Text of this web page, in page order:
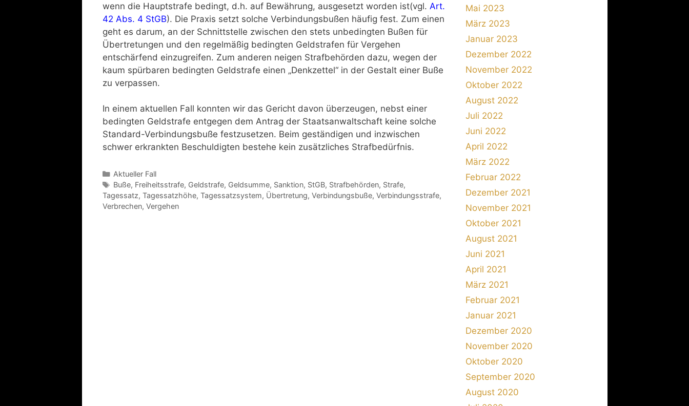
wenn die Hauptstrafe bedingt, d.h. auf Bewährung, ausgesetzt worden ist(vgl. Art.
42 Abs. 4 StGB). Die Praxis setzt solche Verbindungsbußen häufig fest. Zum einen
geht es darum, an der Schnittstelle zwischen den stets unbedingten Bußen für
Übertretungen und den regelmäßig bedingten Geldstrafen für Vergehen
entschärfend einzugreifen. Zum anderen neigen Strafbehörden dazu, wegen der
kaum spürbaren bedingten Geldstrafe einen „Denkzettel“ in der Gestalt einer Buße
zu verpassen.
In einem aktuellen Fall konnten wir das Gericht davon überzeugen, nebst einer
bedingten Geldstrafe entgegen dem Antrag der Staatsanwaltschaft keine solche
Standard-Verbindungsbuße festzusetzen. Beim geständigen und inzwischen
schwer erkrankten Beschuldigten bestehe kein zusätzliches Strafbedürfnis.
Aktueller Fall
Buße, Freiheitsstrafe, Geldstrafe, Geldsumme, Sanktion, StGB, Strafbehörden, Strafe,
Tagessatz, Tagessatzhöhe, Tagessatzsystem, Übertretung, Verbindungsbuße, Verbindungsstrafe,
Verbrechen, Vergehen
Mai 2023
März 2023
Januar 2023
Dezember 2022
November 2022
Oktober 2022
August 2022
Juli 2022
Juni 2022
April 2022
März 2022
Februar 2022
Dezember 2021
November 2021
Oktober 2021
August 2021
Juni 2021
April 2021
März 2021
Februar 2021
Januar 2021
Dezember 2020
November 2020
Oktober 2020
September 2020
August 2020